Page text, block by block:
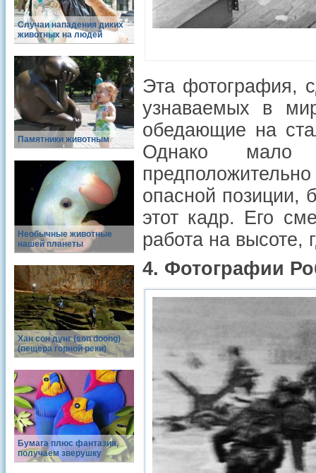
Случаи нападения диких
животных на людей
Памятники животным
Необычные животные
нашей планеты
Хан сон дунг (son doong)
(пещера горной реки)
Бумага плюс фантазия,
получаем зверушку
Эта фотография,
узнаваемых в
обедающие на
Однако мало
опасной позиции,
этот кадр. Его
работа на высоте,
4. Фотографии